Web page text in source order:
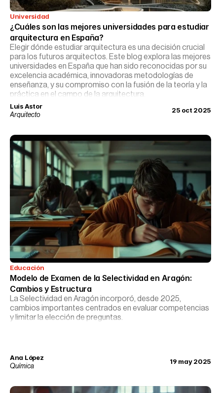
Universidad
¿Cuáles son las mejores universidades para estudiar
arquitectura en España?
Elegir dónde estudiar arquitectura es una decisión crucial
para los futuros arquitectos. Este blog explora las mejores
universidades en España que han sido reconocidas por su
excelencia académica, innovadoras metodologías de
enseñanza, y su compromiso con la fusión de la teoría y la
práctica en el campo de la arquitectura.
Luis Astor
Arquitecto
25 oct 2025
Educación
Modelo de Examen de la Selectividad en Aragón:
Cambios y Estructura
La Selectividad en Aragón incorporó, desde 2025,
cambios importantes centrados en evaluar competencias
y limitar la elección de preguntas.
Ana López
Química
19 may 2025